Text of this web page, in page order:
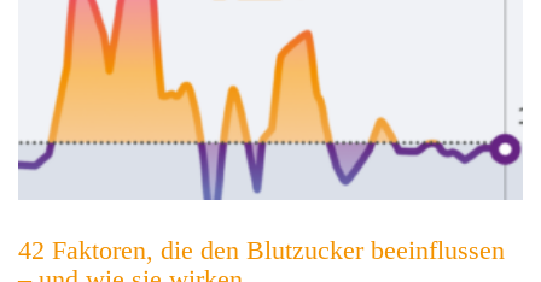
42 Faktoren, die den Blutzucker beeinflussen